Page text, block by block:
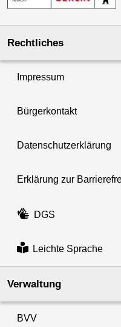
Rechtliches
Impressum
Bürgerkontakt
Datenschutzerklärung
Erklärung zur
DGS
Leichte Sprache
Verwaltung
BVV